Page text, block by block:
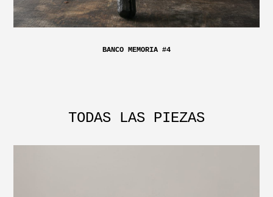
BANCO MEMORIA #4
TODAS LAS PIEZAS